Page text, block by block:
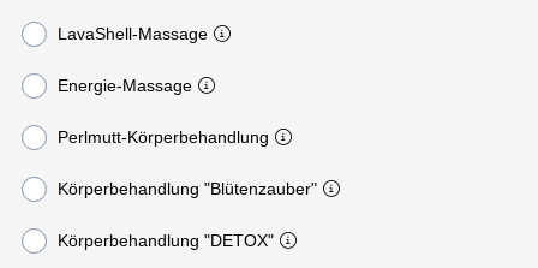
LavaShell-Massage
Energie-Massage
Perlmutt-Körperbehandlung
Körperbehandlung "Blütenzauber"
Körperbehandlung "DETOX"